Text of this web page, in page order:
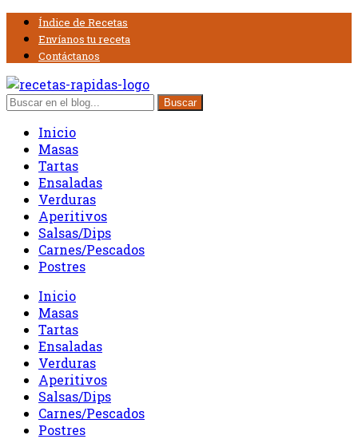
Índice de Recetas
Envíanos tu receta
Contáctanos
Inicio
Masas
Tartas
Ensaladas
Verduras
Aperitivos
Salsas/Dips
Carnes/Pescados
Postres
Inicio
Masas
Tartas
Ensaladas
Verduras
Aperitivos
Salsas/Dips
Carnes/Pescados
Postres